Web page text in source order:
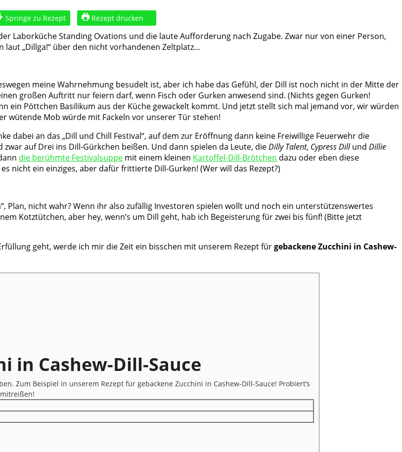
Springe zu Rezept Rezept drucken
Laborküche Standing Ovations und die laute Aufforderung nach Zugabe. Zwar nur von einer Person,
„Dillga!“ über den nicht vorhandenen Zeltplatz…
meine Wahrnehmung besudelt ist, aber ich habe das Gefühl, der Dill ist noch nicht in der Mitte der
großen Auftritt nur feiern darf, wenn Fisch oder Gurken anwesend sind. (Nichts gegen Gurken!
ein Pöttchen Basilikum aus der Küche gewackelt kommt. Und jetzt stellt sich mal jemand vor, wir würden
wütende Mob würde mit Fackeln vor unserer Tür stehen!
dabei an das „Dill und Chill Festival“, auf dem zur Eröffnung dann keine Freiwillige Feuerwehr die
auf Drei ins Dill-Gürkchen beißen. Und dann spielen da Leute, dieDilly Talent, Cypress Dillund Dillie
die berühmte Festivalsuppe mit einem kleinen Kartoffel-Dill-Brötchen dazu oder eben diese
nicht ein einziges, aber dafür frittierte Dill-Gurken! (Wer will das Rezept?)
Plan, nicht wahr? Wenn ihr also zufällig Investoren spielen wollt und noch ein unterstützenswertes
Kotztütchen, aber hey, wenn’s um Dill geht, hab ich Begeisterung für zwei bis fünf! (Bitte jetzt
geht, werde ich mir die Zeit ein bisschen mit unserem Rezept fürgebackene Zucchini in Cashew-
in Cashew-Dill-Sauce
Zum Beispiel in unserem Rezept für gebackene Zucchini in Cashew-Dill-Sauce! Probiert’s